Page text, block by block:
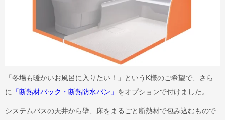
「冬場も暖かいお風呂に入りたい！」というK様のご希望で、さら
に
「断熱材パック・断熱防水パン」 をオプションで付けました。
システムバスの天井から壁、床をまるごと断熱材で包み込むもので